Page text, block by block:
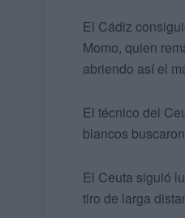
El Cádiz
Momo, quien
abriendo así el
El técnico del
blancos
El Ceuta siguió
tiro de larga